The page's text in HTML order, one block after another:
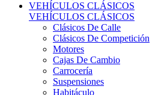
Clásicos De Calle
Clásicos De Competición
Motores
Cajas De Cambio
Carrocería
Suspensiones
Habitáculo
Llantas